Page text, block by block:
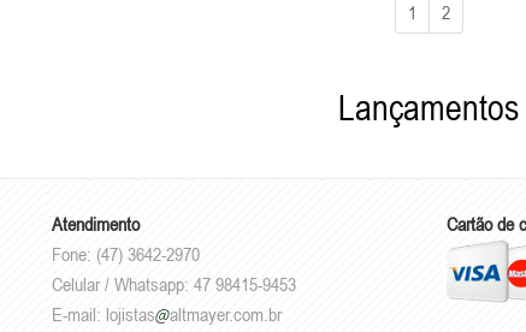
1 2
Lançamentos
Atendimento
Fone: (47) 3642-2970
Celular / Whatsapp: 47 98415-9453
E-mail: lojistas altmayer.com.br
Cartão de